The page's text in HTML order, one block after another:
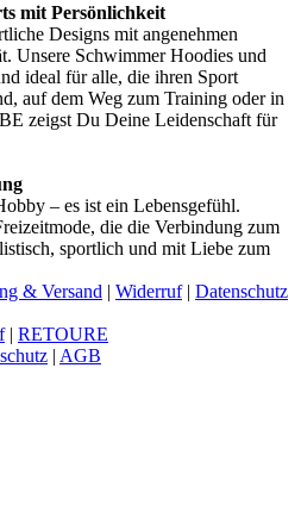
mit Persönlichkeit
Designs mit angenehmen
Unsere Schwimmer Hoodies und
ideal für alle, die ihren Sport
auf dem Weg zum Training oder in
zeigst Du Deine Leidenschaft für
– es ist ein Lebensgefühl.
die die Verbindung zum
sportlich und mit Liebe zum
& Versand | Widerruf| Datenschutz
| RETOURE
| AGB